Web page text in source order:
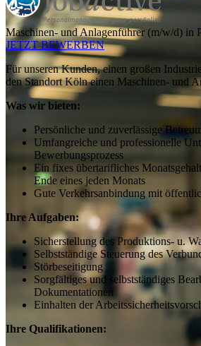
Maschinen- und Anlagenführer (m/w/d) in
JETZT BEWERBEN
Für unseren Kunden, einen großen
den Standort Köln einen Maschinen- und
Was wir bieten:
Persönliche und zuverlässige
Umfangreiche und professionelle
Bewerbungsprozess
Ein fixes übertarifliches
Ende eines jeden Monats
Gute Verkehrsanbindung mit
Ihre Aufgaben:
Sicherstellung des Produktions- u.
Selbstständige Steuerung des
Störbeseitigung
Sorgfältiges und selbstständiges
Dokumentationen
Einhalten der
Ihre Qualifikationen: